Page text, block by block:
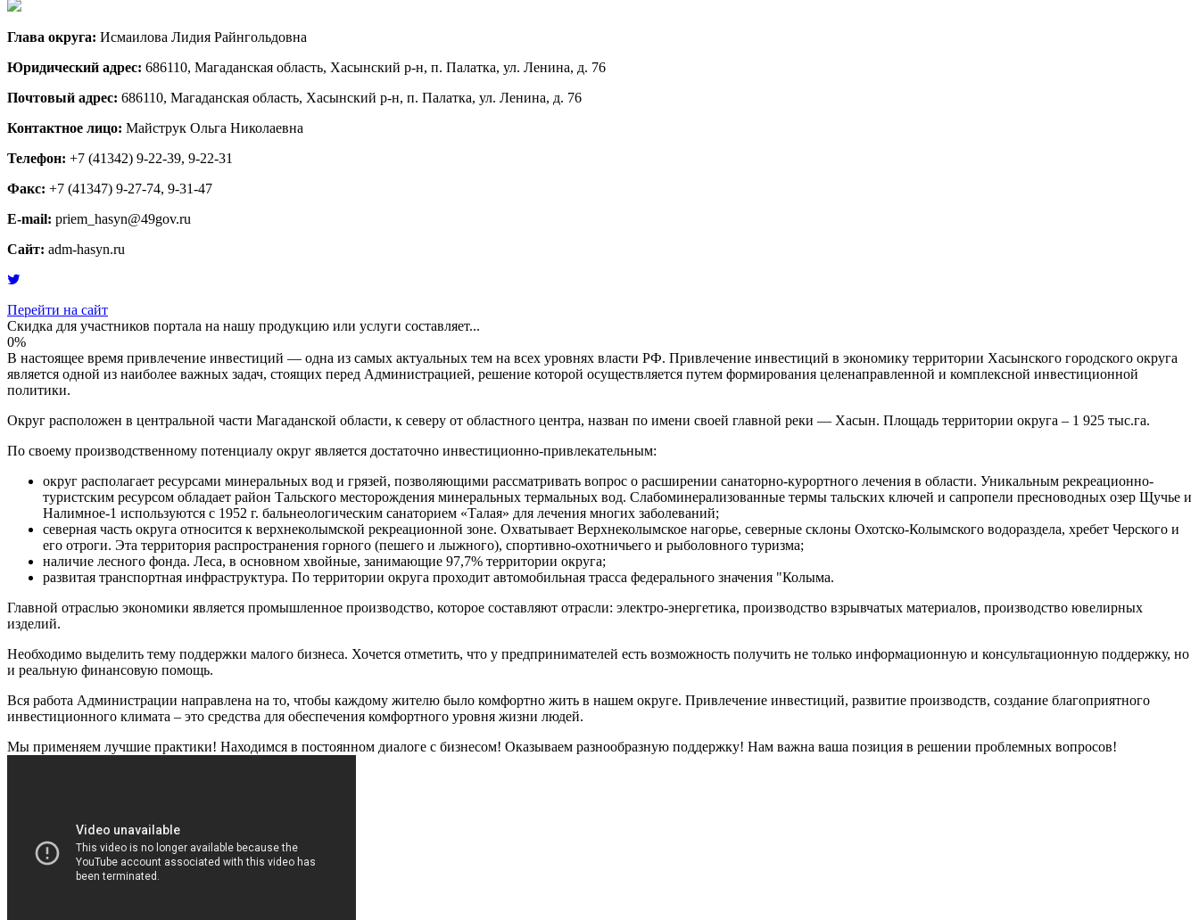
Глава округа: Исмаилова Лидия Райнгольдовна
Юридический адрес: 686110, Магаданская область, Хасынский р-н, п. Палатка, ул. Ленина, д. 76
Почтовый адрес: 686110, Магаданская область, Хасынский р-н, п. Палатка, ул. Ленина, д. 76
Контактное лицо: Майструк Ольга Николаевна
Телефон: +7 (41342) 9-22-39, 9-22-31
Факс: +7 (41347) 9-27-74, 9-31-47
E-mail: priem_hasyn@49gov.ru
Сайт: adm-hasyn.ru
Перейти на сайт
Скидка для участников портала на нашу продукцию или услуги составляет...
0%
В настоящее время привлечение инвестиций — одна из самых актуальных тем на всех уровнях власти РФ. Привлечение инвестиций в экономику территории Хасынского городского округа
является одной из наиболее важных задач, стоящих перед Администрацией, решение которой осуществляется путем формирования целенаправленной и комплексной инвестиционной
политики.
Округ расположен в центральной части Магаданской области, к северу от областного центра, назван по имени своей главной реки — Хасын. Площадь территории округа – 1 925 тыс.га.
По своему производственному потенциалу округ является достаточно инвестиционно-привлекательным:
округ располагает ресурсами минеральных вод и грязей, позволяющими рассматривать вопрос о расширении санаторно-курортного лечения в области. Уникальным рекреационно-
туристским ресурсом обладает район Тальского месторождения минеральных термальных вод. Слабоминерализованные термы тальских ключей и сапропели пресноводных озер Щучье и
Налимное-1 используются с 1952 г. бальнеологическим санаторием «Талая» для лечения многих заболеваний;
северная часть округа относится к верхнеколымской рекреационной зоне. Охватывает Верхнеколымское нагорье, северные склоны Охотско-Колымского водораздела, хребет Черского и
его отроги. Эта территория распространения горного (пешего и лыжного), спортивно-охотничьего и рыболовного туризма;
наличие лесного фонда. Леса, в основном хвойные, занимающие 97,7% территории округа;
развитая транспортная инфраструктура. По территории округа проходит автомобильная трасса федерального значения "Колыма.
Главной отраслью экономики является промышленное производство, которое составляют отрасли: электро-энергетика, производство взрывчатых материалов, производство ювелирных
изделий.
Необходимо выделить тему поддержки малого бизнеса. Хочется отметить, что у предпринимателей есть возможность получить не только информационную и консультационную поддержку, но
и реальную финансовую помощь.
Вся работа Администрации направлена на то, чтобы каждому жителю было комфортно жить в нашем округе. Привлечение инвестиций, развитие производств, создание благоприятного
инвестиционного климата – это средства для обеспечения комфортного уровня жизни людей.
Мы применяем лучшие практики! Находимся в постоянном диалоге с бизнесом! Оказываем разнообразную поддержку! Нам важна ваша позиция в решении проблемных вопросов!